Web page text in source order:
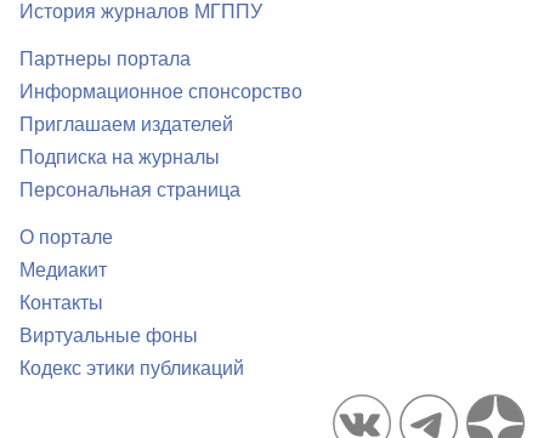
История журналов МГППУ
Партнеры портала
Информационное спонсорство
Приглашаем издателей
Подписка на журналы
Персональная страница
О портале
Медиакит
Контакты
Виртуальные фоны
Кодекс этики публикаций